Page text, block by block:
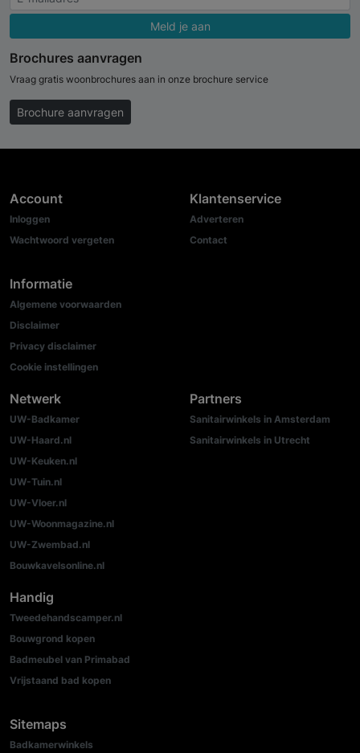
Meld je aan
Brochures aanvragen
Vraag gratis woonbrochures aan in onze brochure service
Brochure aanvragen
Account
Inloggen
Wachtwoord vergeten
Informatie
Algemene voorwaarden
Disclaimer
Privacy disclaimer
Cookie instellingen
Klantenservice
Adverteren
Contact
Netwerk
UW-Badkamer
UW-Haard.nl
UW-Keuken.nl
UW-Tuin.nl
UW-Vloer.nl
UW-Woonmagazine.nl
UW-Zwembad.nl
Bouwkavelsonline.nl
Partners
Sanitairwinkels in Amsterdam
Sanitairwinkels in Utrecht
Handig
Tweedehandscamper.nl
Bouwgrond kopen
Badmeubel van Primabad
Vrijstaand bad kopen
Sitemaps
Badkamerwinkels